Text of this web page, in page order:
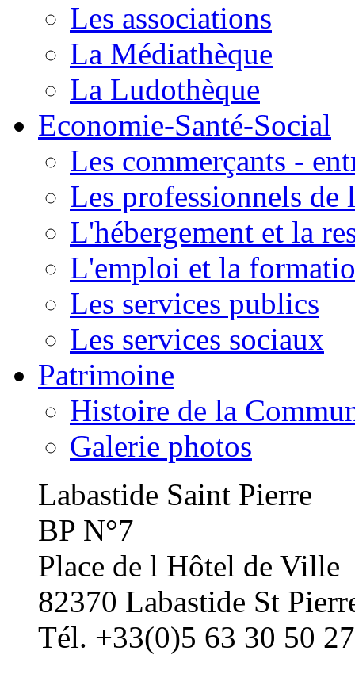
Les associations
La Médiathèque
La Ludothèque
Economie-Santé-Social
Les commerçants -
Les professionnels de
L'hébergement et la
L'emploi et la
Les services publics
Les services sociaux
Patrimoine
Histoire de la
Galerie photos
Labastide Saint Pierre
BP N°7
Place de l Hôtel de Ville
82370 Labastide St
Tél. +33(0)5 63 30 50 27